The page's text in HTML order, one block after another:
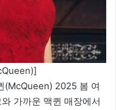
(McQueen) 2025 봄 여
가까운 맥퀸 매장에서